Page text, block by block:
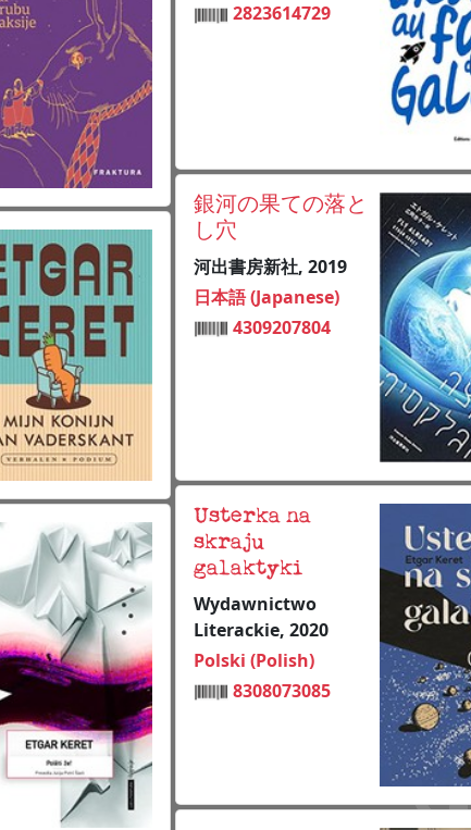
2823614729
銀河の果ての落と
し穴
河出書房新社, 2019
日本語 (Japanese)
4309207804
Usterka na
skraju
galaktyki
Wydawnictwo
Literackie, 2020
Polski (Polish)
8308073085